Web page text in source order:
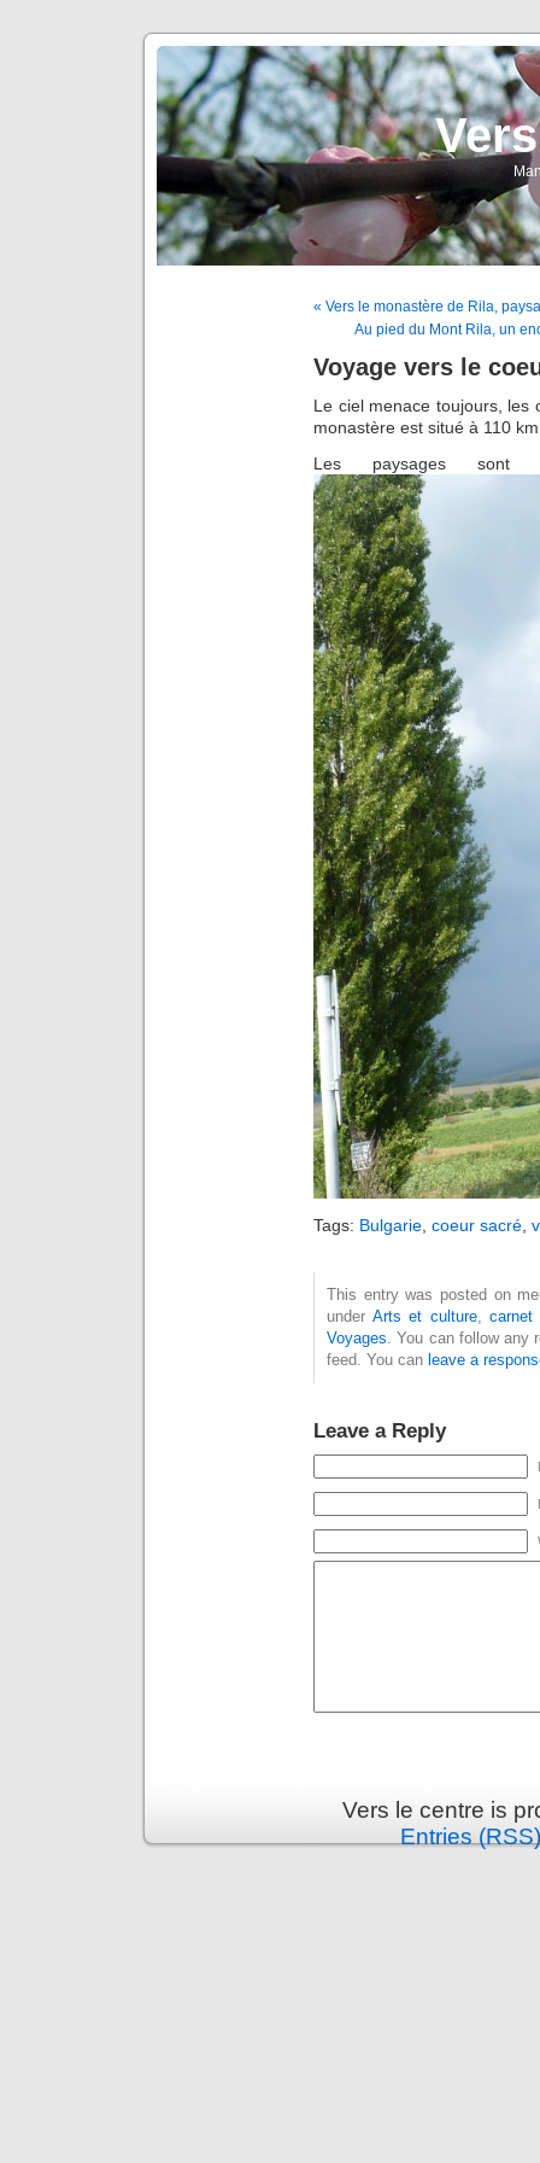
« Vers le monastère de Rila,
Au pied du Mont Rila, un
Voyage vers le
Le ciel menace toujours, les
monastère est situé à 110
Les paysages
Tags: Bulgarie coeur sacré
This entry was posted on
under Arts et culture,carnet
Voyages . You can follow
feed. You can leave a
Leave a Reply
Vers le centre is
Entries (RSS)